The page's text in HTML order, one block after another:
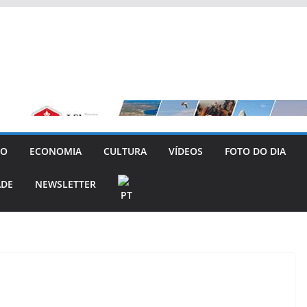
ECONOMIA CULTURA VÍDEOS FOTO DO DIA
NEWSLETTER